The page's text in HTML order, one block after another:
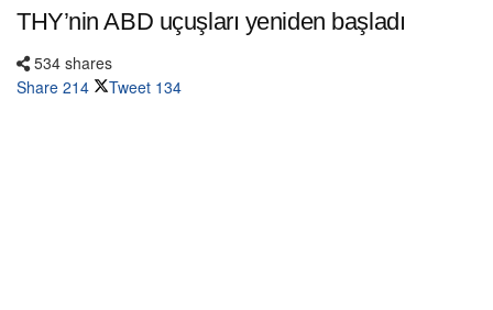
THY’nin ABD uçuşları yeniden başladı
534 shares
Share 214 Tweet 134